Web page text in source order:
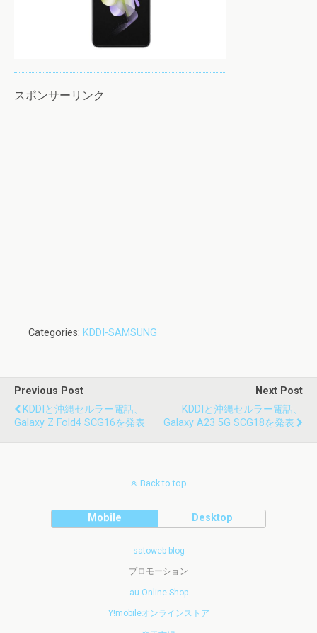
スポンサーリンク
Categories: KDDI-SAMSUNG
Previous Post
KDDIと沖縄セルラー電話、
Galaxy Z Fold4 SCG16を発表
Next Post
KDDIと沖縄セルラー電話、
Galaxy A23 5G SCG18を発表
Back to top
Mobile Desktop
satoweb-blog
プロモーション
au Online Shop
Y!mobileオンラインストア